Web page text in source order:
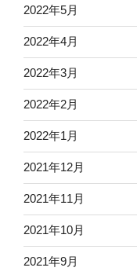
2022年5月
2022年4月
2022年3月
2022年2月
2022年1月
2021年12月
2021年11月
2021年10月
2021年9月